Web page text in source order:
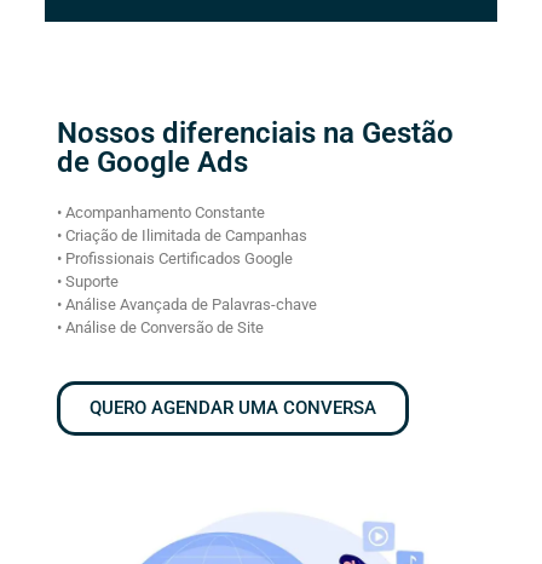
Nossos diferenciais na Gestão
de Google Ads
• Acompanhamento Constante
• Criação de Ilimitada de Campanhas
• Profissionais Certificados Google
• Suporte
• Análise Avançada de Palavras-chave
• Análise de Conversão de Site
QUERO AGENDAR UMA CONVERSA